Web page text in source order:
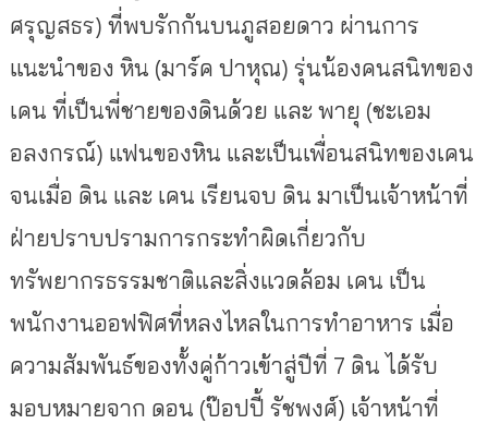
ศรุญสธร) ที่พบรักกันบนภูสอยดาว ผ่านการ
แนะนำของ หิน (มาร์ค ปาหุณ) รุ่นน้องคนสนิทของ
เคน ที่เป็นพี่ชายของดินด้วย และ พายุ (ชะเอม
อลงกรณ์) แฟนของหิน และเป็นเพื่อนสนิทของเคน
จนเมื่อ ดิน และ เคน เรียนจบ ดิน มาเป็นเจ้าหน้าที่
ฝ่ายปราบปรามการกระทำผิดเกี่ยวกับ
ทรัพยากรธรรมชาติและสิ่งแวดล้อม เคน เป็น
พนักงานออฟฟิศที่หลงไหลในการทำอาหาร เมื่อ
ความสัมพันธ์ของทั้งคู่ก้าวเข้าสู่ปีที่ 7 ดิน ได้รับ
มอบหมายจาก ดอน (ป๊อปปี้ รัชพงศ์) เจ้าหน้าที่